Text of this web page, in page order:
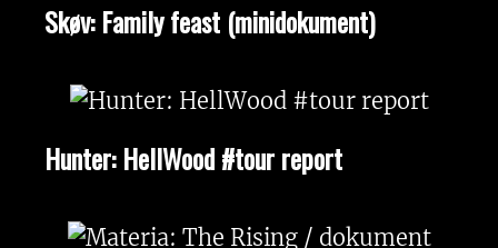
Skøv: Family feast (minidokument)
Hunter: HellWood #tour report